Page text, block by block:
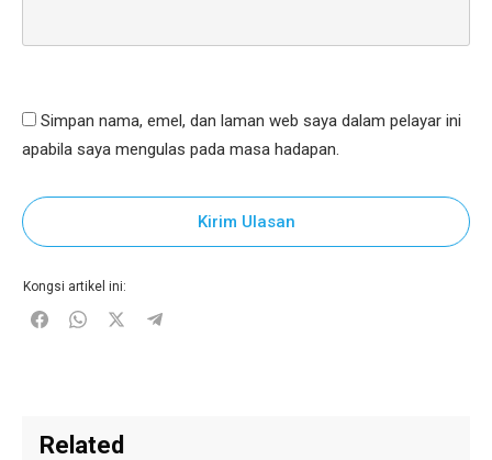
Simpan nama, emel, dan laman web saya dalam pelayar ini
apabila saya mengulas pada masa hadapan.
Kirim Ulasan
Kongsi artikel ini:
Related